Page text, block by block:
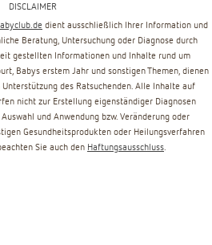
DISCLAIMER
dient ausschließlich Ihrer Information und
Beratung, Untersuchung oder Diagnose durch
gestellten Informationen und Inhalte rund um
Babys erstem Jahr und sonstigen Themen, dienen
des Ratsuchenden. Alle Inhalte auf
nicht zur Erstellung eigenständiger Diagnosen
und Anwendung bzw. Veränderung oder
Gesundheitsprodukten oder Heilungsverfahren
Sie auch den Haftungsausschluss.